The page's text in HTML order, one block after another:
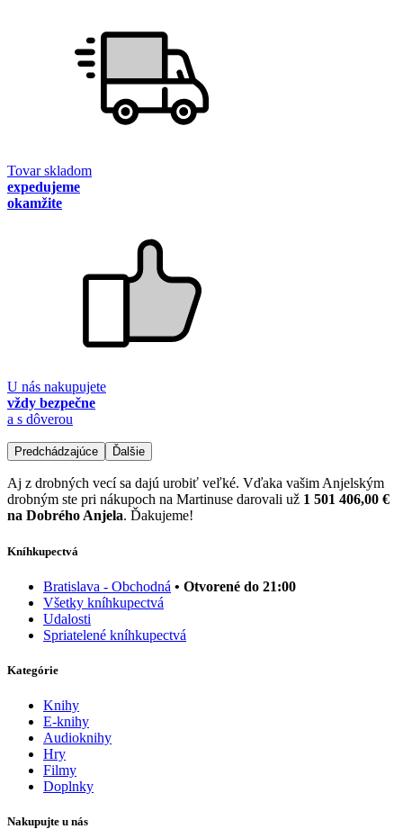
Tovar skladom
expedujeme
okamžite
U nás nakupujete
vždy bezpečne
a s dôverou
Predchádzajúce Ďalšie
Aj z drobných vecí sa dajú urobiť veľké. Vďaka vašim Anjelským
drobným ste pri nákupoch na Martinuse darovali už 1 501 406,00 €
na Dobrého Anjela. Ďakujeme!
Kníhkupectvá
Bratislava - Obchodná • Otvorené do 21:00
Všetky kníhkupectvá
Udalosti
Spriatelené kníhkupectvá
Kategórie
Knihy
E-knihy
Audioknihy
Hry
Filmy
Doplnky
Nakupujte u nás